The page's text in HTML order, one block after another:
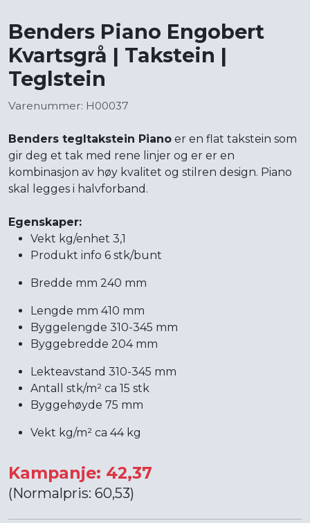
Benders Piano Engobert
Kvartsgrå | Takstein |
Teglstein
Varenummer: H00037
Benders tegltakstein Piano er en flat takstein som
gir deg et tak med rene linjer og er er en
kombinasjon av høy kvalitet og stilren design. Piano
skal legges i halvforband.
Egenskaper:
Vekt kg/enhet 3,1
Produkt info 6 stk/bunt
Bredde mm 240 mm
Lengde mm 410 mm
Byggelengde 310-345 mm
Byggebredde 204 mm
Lekteavstand 310-345 mm
Antall stk/m² ca 15 stk
Byggehøyde 75 mm
Vekt kg/m² ca 44 kg
Kampanje: 42,37
(Normalpris: 60,53)